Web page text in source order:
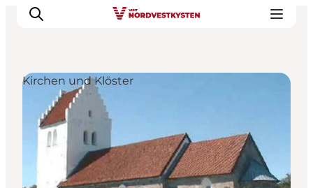
Urlaubsorte
Inspiration
Events
Unterkunft
Kirchen und Klöster